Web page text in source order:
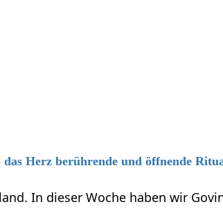
das Herz berührende und öffnende
In dieser Woche haben wir